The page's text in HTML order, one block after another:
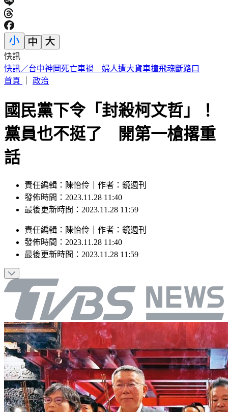
快訊
快訊／疑涉原鄉工程貪汙案 高雄市議員范織欽遭檢調約談
首頁
政治
國民黨下令「封殺柯文哲」！
黨員也不挺了 開第一槍撂重
話
責任編輯：陳怡伶｜作者：鏡週刊
發佈時間：2023.11.28 11:40
最後更新時間：2023.11.28 11:59
責任編輯 ： 陳怡伶 作者 ： 鏡週刊
發佈時間： 2023.11.28 11:40
最後更新時間： 2023.11.28 11:59